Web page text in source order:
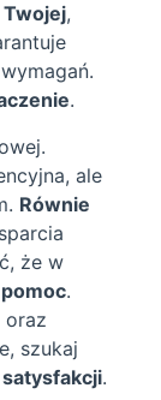
,
.
ale
Równie
że w
.
oraz
szukaj
.